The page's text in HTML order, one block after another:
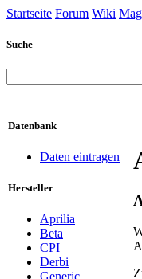
Startseite Forum Wiki
Suche
Datenbank
Daten eintragen
Hersteller
Aprilia
Beta
CPI
Derbi
Generic